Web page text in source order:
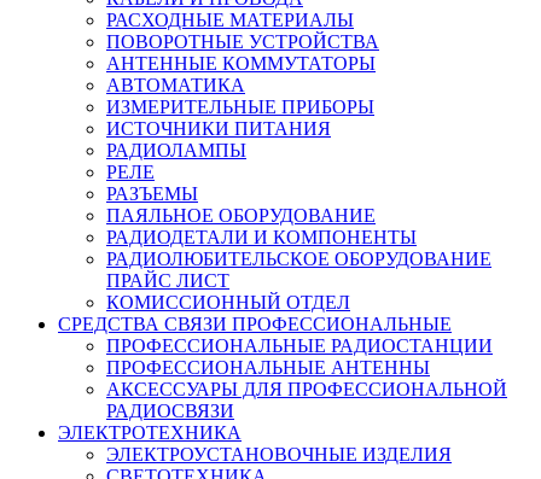
РАСХОДНЫЕ МАТЕРИАЛЫ
ПОВОРОТНЫЕ УСТРОЙСТВА
АНТЕННЫЕ КОММУТАТОРЫ
АВТОМАТИКА
ИЗМЕРИТЕЛЬНЫЕ ПРИБОРЫ
ИСТОЧНИКИ ПИТАНИЯ
РАДИОЛАМПЫ
РЕЛЕ
РАЗЪЕМЫ
ПАЯЛЬНОЕ ОБОРУДОВАНИЕ
РАДИОДЕТАЛИ И КОМПОНЕНТЫ
РАДИОЛЮБИТЕЛЬСКОЕ ОБОРУДОВАНИЕ
ПРАЙС ЛИСТ
КОМИССИОННЫЙ ОТДЕЛ
СРЕДСТВА СВЯЗИ ПРОФЕССИОНАЛЬНЫЕ
ПРОФЕССИОНАЛЬНЫЕ РАДИОСТАНЦИИ
ПРОФЕССИОНАЛЬНЫЕ АНТЕННЫ
АКСЕССУАРЫ ДЛЯ ПРОФЕССИОНАЛЬНОЙ
РАДИОСВЯЗИ
ЭЛЕКТРОТЕХНИКА
ЭЛЕКТРОУСТАНОВОЧНЫЕ ИЗДЕЛИЯ